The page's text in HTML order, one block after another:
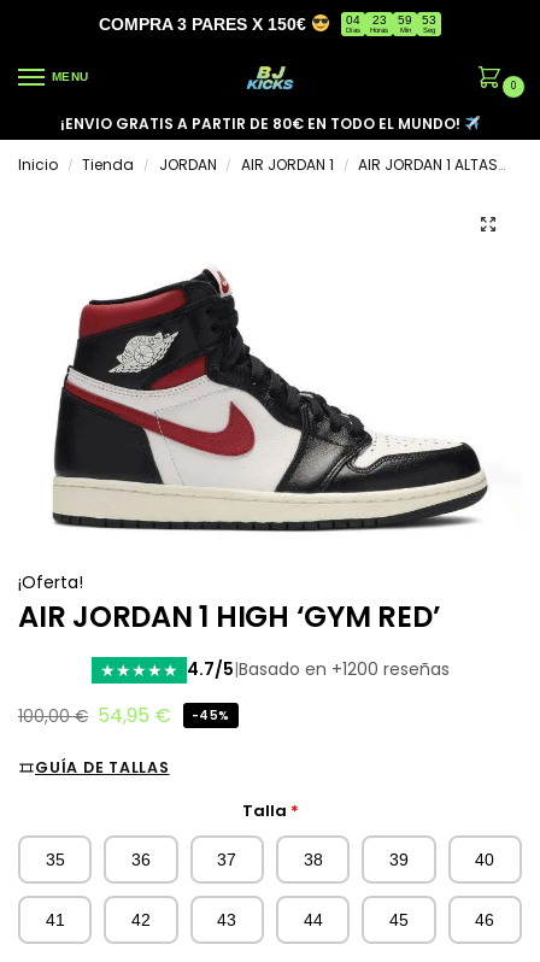
COMPRA 3 PARES X 150€ 04
Días
23
Horas
59
Min
53
Seg
MENU
0
¡ENVIO GRATIS A PARTIR DE 80€ EN TODO EL MUNDO!
Inicio
/ Tienda / JORDAN / AIR JORDAN 1 / AIR JORDAN 1 ALTAS
¡Oferta!
AIR JORDAN 1 HIGH ‘GYM RED’
★★★★★ 4.7/5|Basado en +1200 reseñas
100,00€ 54,95 € -45%
GUÍA DE TALLAS
Talla *
35 36 37 38 39 40
41 42 43 44 45 46